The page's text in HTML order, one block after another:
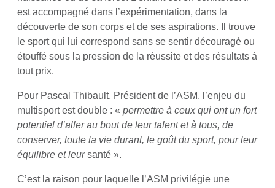
est accompagné dans l’expérimentation, dans la
découverte de son corps et de ses aspirations. Il trouve
le sport qui lui correspond sans se sentir découragé ou
étouffé sous la pression de la réussite et des résultats à
tout prix.
Pour Pascal Thibault, Président de l’ASM, l’enjeu du
multisport est double : « permettre à ceux qui ont un fort
potentiel d’aller au bout de leur talent et à tous, de
conserver, toute la vie durant, le goût du sport, pour leur
équilibre et leursanté ».
C’est la raison pour laquelle l’ASM privilégie une